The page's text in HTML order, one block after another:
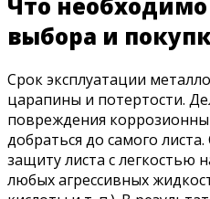
Что необходимо
выбора и
Срок эксплуатации
царапины и потертости.
повреждения
добраться до самого
защиту листа с легкостью
любых агрессивных